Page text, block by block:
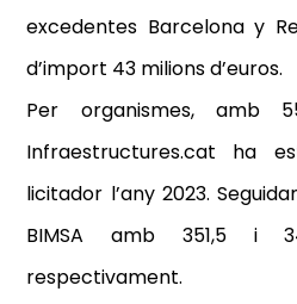
excedentes Barcelona y
d’import 43 milions d’euros.
Per organismes, amb
Infraestructures.cat ha
licitador l’any 2023.
BIMSA amb 351,5 i
respectivament.